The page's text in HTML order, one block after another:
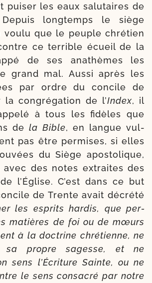
pui­ser les eaux salu­taires de
long­temps le siège
vou­lu que le peuple chré­tien
ce ter­rible écueil de la
de ses ana­thèmes les
grand mal. Aussi après les
par ordre du concile de
congré­ga­tion de l’Index, il
à tous les fidèles que
dela Bible, en langue vul­
pas être per­mises, si elles
du Siège apos­to­lique,
des notes extraites des
l’Église. C’est dans ce but
de Trente avait décré­té
les esprits har­dis, que per­
matières de foi ou de mœurs
à la doc­trine chré­tienne, ne
sa propre sagesse, et ne
sens l’Écriture Sainte, ou ne
le sens consa­cré par notre